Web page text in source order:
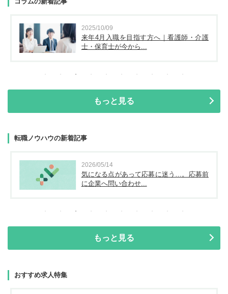
2025/10/09
来年4月入職を目指す方へ｜看護師・介護
士・保育士が今から...
もっと見る
転職ノウハウの新着記事
2026/05/14
気になる点があって応募に迷う…。応募前
に企業へ問い合わせ...
もっと見る
おすすめ求人特集